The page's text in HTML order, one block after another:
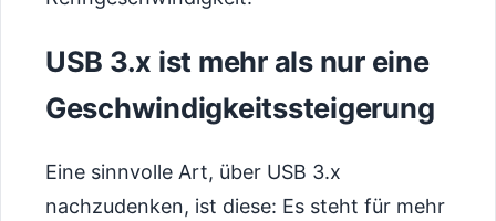
USB 3.x ist mehr als nur eine
Geschwindigkeitssteigerung
Eine sinnvolle Art, über USB 3.x
nachzudenken, ist diese: Es steht für mehr